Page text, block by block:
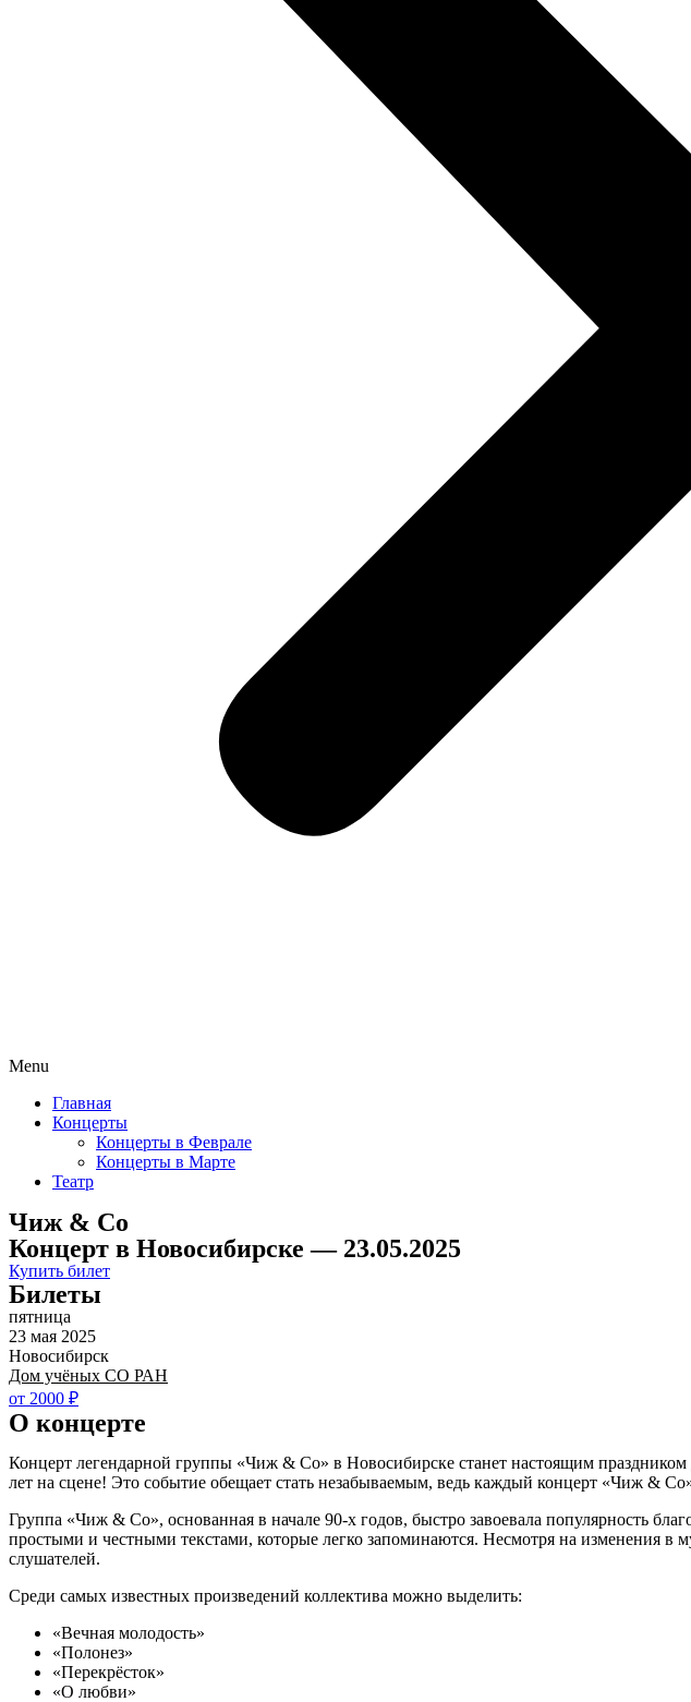
Menu
Главная
Концерты
Концерты в Феврале
Концерты в Марте
Театр
Чиж & Co
Концерт в Новосибирске — 23.05.2025
Купить билет
Билеты
пятница
23 мая 2025
Новосибирск
Дом учёных СО РАН
от 2000 ₽
О концерте
Концерт легендарной группы «Чиж & Co» в Новосибирске станет настоящим
лет на сцене! Это событие обещает стать незабываемым, ведь каждый концерт «Чиж &
Группа «Чиж & Co», основанная в начале 90-х годов, быстро завоевала популярность
простыми и честными текстами, которые легко запоминаются. Несмотря на
слушателей.
Среди самых известных произведений коллектива можно выделить:
«Вечная молодость»
«Полонез»
«Перекрёсток»
«О любви»